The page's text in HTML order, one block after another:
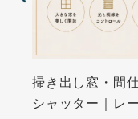
掃き出し窓・間
シャッター｜レ